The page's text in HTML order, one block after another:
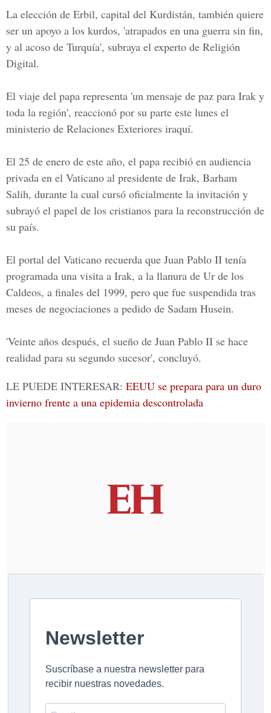
La elección de Erbil, capital del Kurdistán, también quiere
ser un apoyo a los kurdos, 'atrapados en una guerra sin fin,
y al acoso de Turquía', subraya el experto de Religión
Digital.
El viaje del papa representa 'un mensaje de paz para Irak y
toda la región', reaccionó por su parte este lunes el
ministerio de Relaciones Exteriores iraquí.
El 25 de enero de este año, el papa recibió en audiencia
privada en el Vaticano al presidente de Irak, Barham
Salih, durante la cual cursó oficialmente la invitación y
subrayó el papel de los cristianos para la reconstrucción de
su país.
El portal del Vaticano recuerda que Juan Pablo II tenía
programada una visita a Irak, a la llanura de Ur de los
Caldeos, a finales del 1999, pero que fue suspendida tras
meses de negociaciones a pedido de Sadam Husein.
'Veinte años después, el sueño de Juan Pablo II se hace
realidad para su segundo sucesor', concluyó.
LE PUEDE INTERESAR: EEUU se prepara para un duro
invierno frente a una epidemia descontrolada